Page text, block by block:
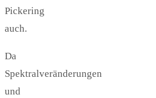
Pickering
auch.
Da
Spektralveränderungen
und